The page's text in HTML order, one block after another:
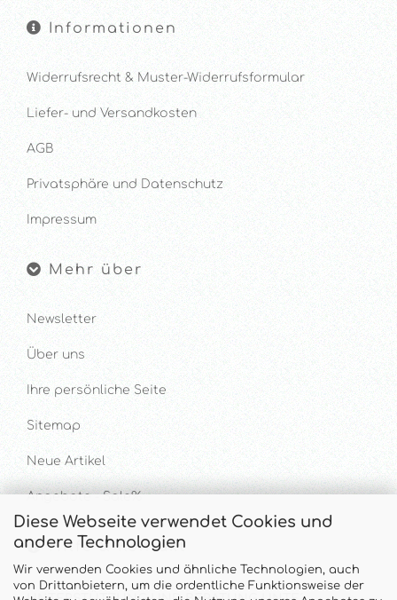
Diese Webseite verwendet Cookies und
andere Technologien
Wir verwenden Cookies und ähnliche Technologien, auch
von Drittanbietern, um die ordentliche Funktionsweise der
Informationen
Widerrufsrecht & Muster-Widerrufsformular
Liefer- und Versandkosten
AGB
Privatsphäre und Datenschutz
Impressum
Mehr über
Newsletter
Über uns
Ihre persönliche Seite
Sitemap
Neue Artikel
Angebote - Sale%
Hilfe & Kontakt